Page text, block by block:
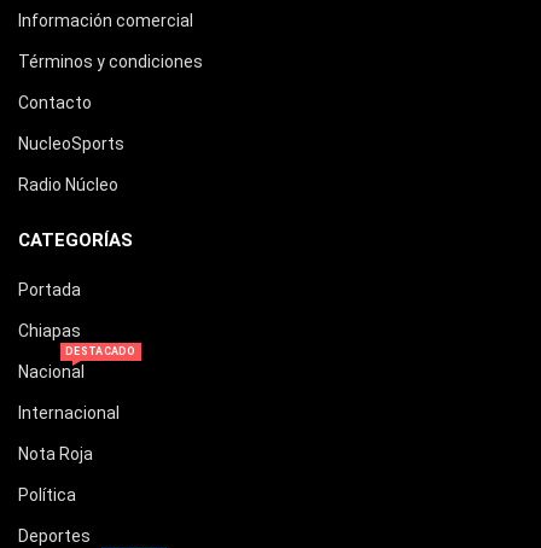
Información comercial
Términos y condiciones
Contacto
NucleoSports
Radio Núcleo
CATEGORÍAS
Portada
Chiapas
Nacional
DESTACADO
Internacional
Nota Roja
Política
Deportes